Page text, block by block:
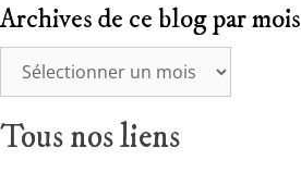
Archives de ce blog par mois
Tous nos liens